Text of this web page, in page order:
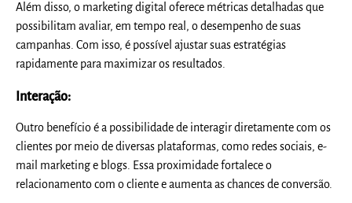
Além disso, o marketing digital oferece métricas detalhadas que
possibilitam avaliar, em tempo real, o desempenho de suas
campanhas. Com isso, é possível ajustar suas estratégias
rapidamente para maximizar os resultados.
Interação:
Outro benefício é a possibilidade de interagir diretamente com os
clientes por meio de diversas plataformas, como redes sociais, e-
mail marketing e blogs. Essa proximidade fortalece o
relacionamento com o cliente e aumenta as chances de conversão.